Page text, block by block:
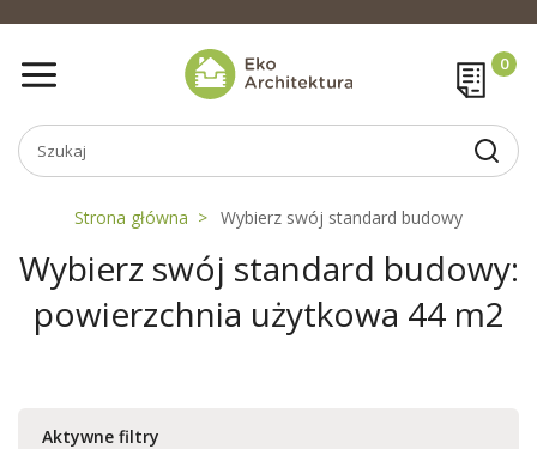
Strona główna Wybierz swój standard budowy
Wybierz swój standard budowy:
powierzchnia użytkowa 44 m2
Aktywne filtry